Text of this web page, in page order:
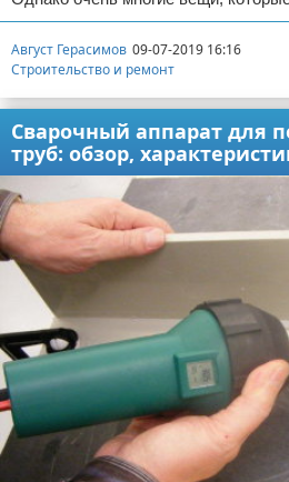
Август Герасимов 09-07-2019 16:16
Строительство и ремонт
Сварочный аппарат для
труб: обзор,